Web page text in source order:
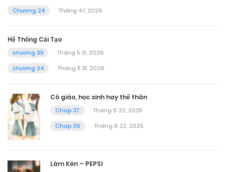
Chương 24
Tháng 4 1, 2026
Hệ Thống Cải Tạo
chương 35
Tháng 5 31, 2026
chương 34
Tháng 5 31, 2026
Cô giáo, học sinh hay thế thân
Chap 37
Tháng 6 22, 2025
Chap 36
Tháng 6 22, 2025
Làm Kén – PEPSI